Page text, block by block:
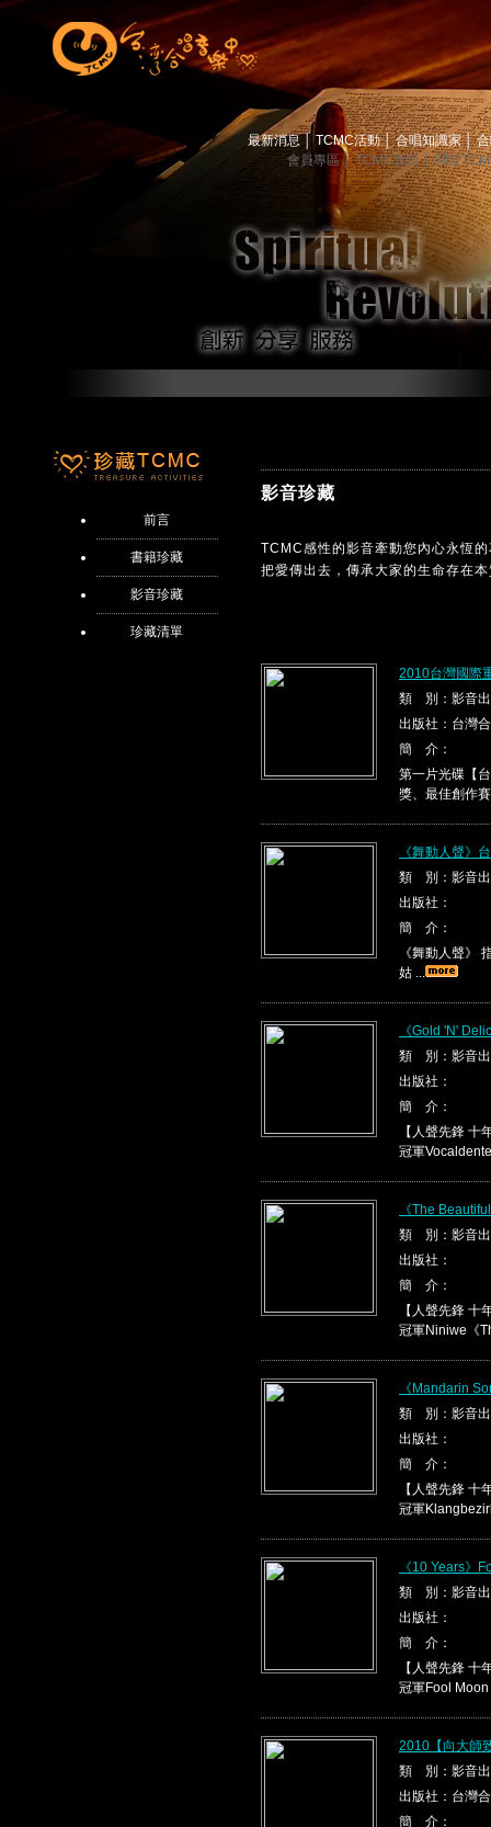
最新消息 TCMC活動│ 合唱知識家│
會員專區│ TCMC會訊│ 關於
前言
書籍珍藏
影音珍藏
珍藏清單
影音珍藏
TCMC感性的影音牽動您內心永恆
把愛傳出去，傳承大家的生命存在
2010台灣國際
類 別：影音
出版社：台灣
簡 介：
第一片光碟【
獎、最佳創作
《舞動人聲》
類 別：影音
出版社：
簡 介：
《舞動人聲》
姑 ...
《Gold 'N'
類 別：影音
出版社：
簡 介：
【人聲先鋒
冠軍
《The
類 別：影音
出版社：
簡 介：
【人聲先鋒
冠軍Niniwe《
《Mandarin
類 別：影音
出版社：
簡 介：
【人聲先鋒
冠軍
《10 Years》
類 別：影音
出版社：
簡 介：
【人聲先鋒
冠軍Fool
2010【向大師
類 別：影音
出版社：台灣
簡 介：